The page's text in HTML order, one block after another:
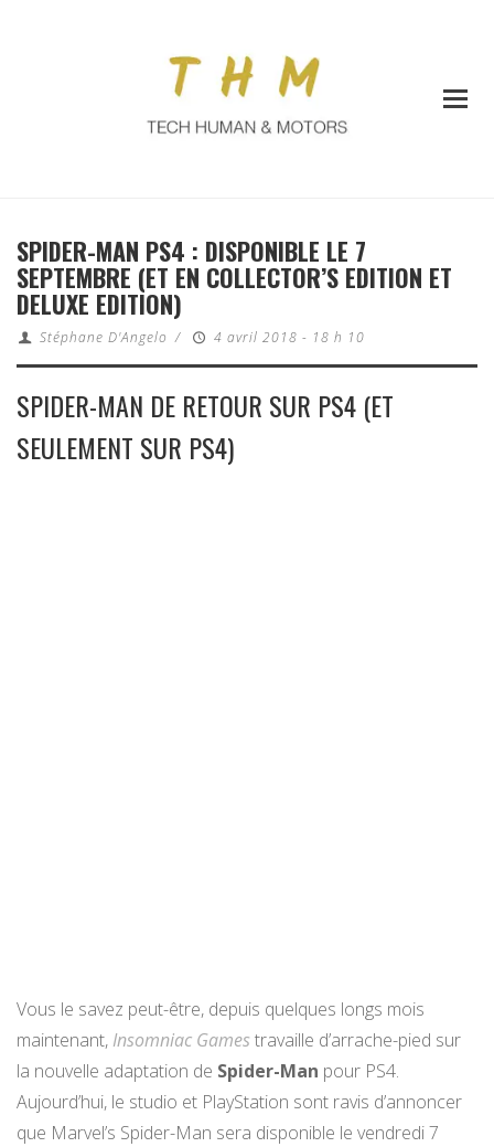
SPIDER-MAN PS4 : DISPONIBLE LE 7
SEPTEMBRE (ET EN COLLECTOR’S EDITION ET
DELUXE EDITION)
Stéphane D'Angelo / 4 avril 2018 - 18 h 10
SPIDER-MAN DE RETOUR SUR PS4 (ET
SEULEMENT SUR PS4)
Vous le savez peut-être, depuis quelques longs mois
maintenant, Insomniac Games travaille d’arrache-pied sur
la nouvelle adaptation de Spider-Man pour PS4.
Aujourd’hui, le studio et PlayStation sont ravis d’annoncer
que Marvel’s Spider-Man sera disponible le vendredi 7